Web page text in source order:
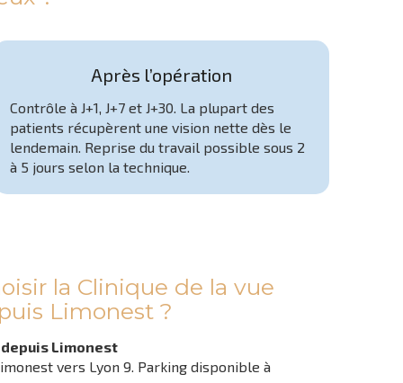
Après l’opération
Contrôle à J+1, J+7 et J+30. La plupart des
patients récupèrent une vision nette dès le
lendemain. Reprise du travail possible sous 2
à 5 jours selon la technique.
la Clinique de la vue
Limonest ?
Limonest
vers Lyon 9. Parking disponible à